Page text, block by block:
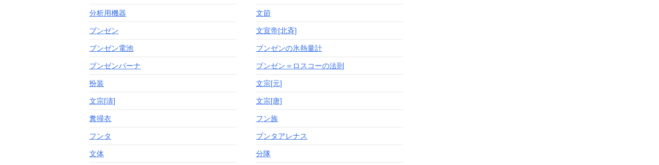
分析用機器 文節
ブンゼン 文宣帝[北斉]
ブンゼン電池 ブンゼンの氷熱量計
ブンゼンバーナ ブンゼン＝ロスコーの法則
扮装 文宗[元]
文宗[清] 文宗[唐]
糞掃衣 フン族
フンタ プンタアレナス
文体 分隊